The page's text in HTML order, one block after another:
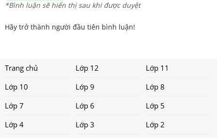
*Bình luận sẽ hiển thị sau khi được duyệt
Hãy trở thành người đầu tiên bình luận!
Trang chủ Lớp 12
Lớp 11
Lớp 10
Lớp 9
Lớp 8
Lớp 7
Lớp 6
Lớp 5
Lớp 4
Lớp 3
Lớp 2